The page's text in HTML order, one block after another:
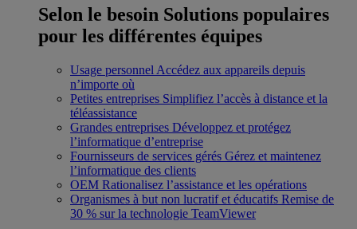
Selon le besoin Solutions populaires
pour les différentes équipes
Usage personnel Accédez aux appareils depuis
n’importe où
Petites entreprises Simplifiez l’accès à distance et la
téléassistance
Grandes entreprises Développez et protégez
l’informatique d’entreprise
Fournisseurs de services gérés Gérez et maintenez
l’informatique des clients
OEM Rationalisez l’assistance et les opérations
Organismes à but non lucratif et éducatifs Remise de
30 % sur la technologie TeamViewer